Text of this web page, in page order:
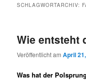
SCHLAGWORTARCHIV:
Wie entsteht
Veröffentlicht amApril
Was hat der